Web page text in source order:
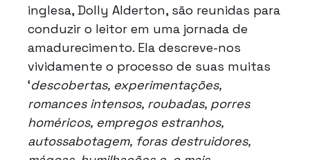
inglesa, Dolly Alderton, são reunidas para
conduzir o leitor em uma jornada de
amadurecimento. Ela descreve-nos
vividamente o processo de suas muitas
‘descobertas, experimentações,
romances intensos, roubadas, porres
homéricos, empregos estranhos,
autossabotagem, foras destruidores,